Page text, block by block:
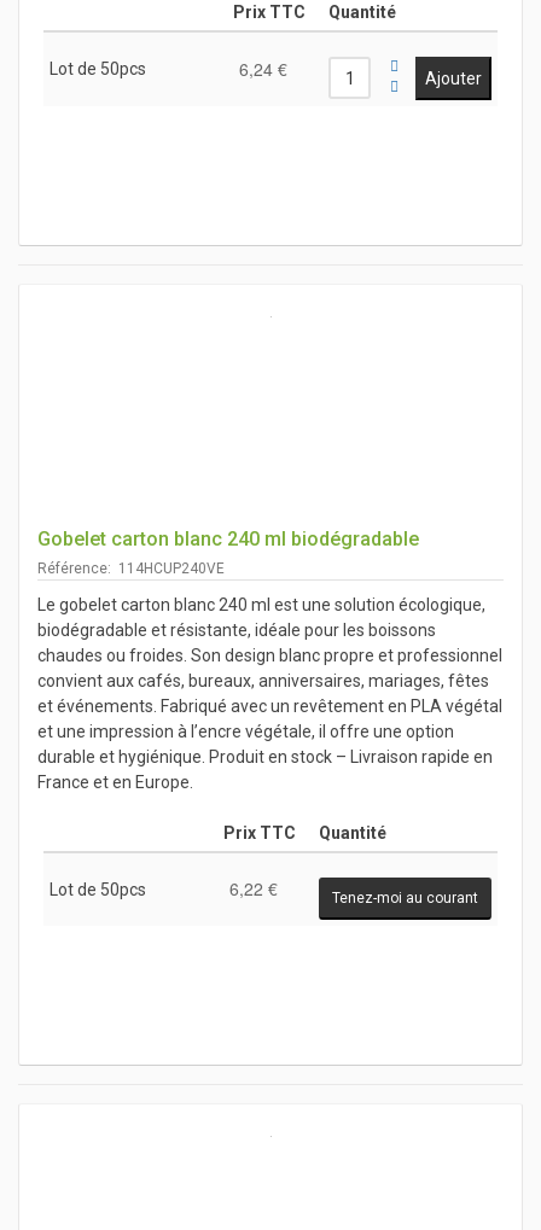
Prix TTC Quantité
Lot de 50pcs 6,24 €
Gobelet carton blanc 240 ml biodégradable
Référence: 114HCUP240VE
Le gobelet carton blanc 240 ml est une solution écologique,
biodégradable et résistante, idéale pour les boissons
chaudes ou froides. Son design blanc propre et professionnel
convient aux cafés, bureaux, anniversaires, mariages, fêtes
et événements. Fabriqué avec un revêtement en PLA végétal
et une impression à l’encre végétale, il offre une option
durable et hygiénique. Produit en stock – Livraison rapide en
France et en Europe.
Prix TTC Quantité
Lot de 50pcs 6,22 € Tenez-moi au courant